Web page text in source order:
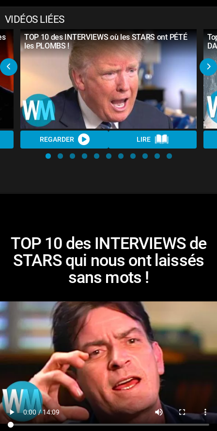
VIDÉOS LIÉES
TOP 10 des INTERVIEWS où les STARS ont PÉTÉ
les PLOMBS !
REGARDER LIRE
TOP 10 des INTERVIEWS de
STARS qui nous ont laissés
sans mots !